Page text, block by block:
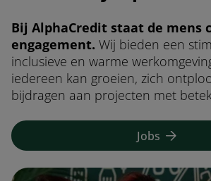
Bij AlphaCredit staat de mens
engagement. Wij bieden een
inclusieve en warme
iedereen kan groeien, zich
bijdragen aan projecten met
Jobs